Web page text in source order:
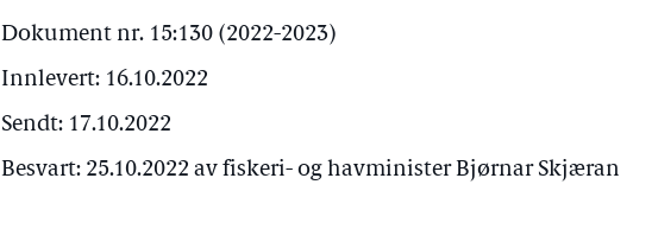
Dokument nr. 15:130 (2022-2023)
Innlevert: 16.10.2022
Sendt: 17.10.2022
Besvart: 25.10.2022 av fiskeri- og havminister Bjørnar Skjæran